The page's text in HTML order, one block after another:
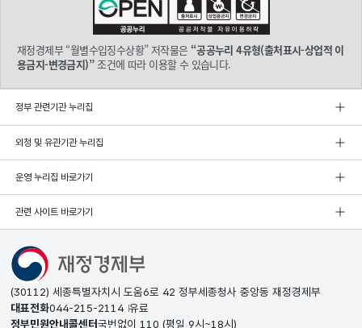
재정경제부 “월별수입징수상황” 저작물은 “공공누리 4유형(출처표시-상업적 이
용금지-변경금지)”조건에 따라 이용할 수 있습니다.
정부 관련기관 누리집
외청 및 유관기관 누리집
운영 누리집 바로가기
관련 사이트 바로가기
(30112) 세종특별자치시 도움6로 42 정부세종청사 중앙동 재정경제부
대표전화044-215-2114 유료
정부민원안내콜센터국번없이 110 (평일 9시~18시)